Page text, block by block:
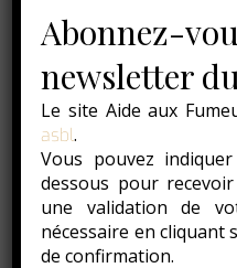
Á
Passé,
tabac en
dit la loi
10
Abonnez-
newsletter
Le site Aide aux
asbl.
Vous pouvez
dessous pour
une validation de
nécessaire en cliquant
de confirmation.